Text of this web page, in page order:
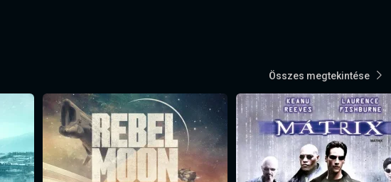
Összes megtekintése